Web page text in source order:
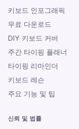
키보드 인포그래픽
무료 다운로드
DIY 키보드 커버
주간 타이핑 플래너
타이핑 리마인더
키보드 레슨
주요 기능 및 팁
신뢰 및 법률